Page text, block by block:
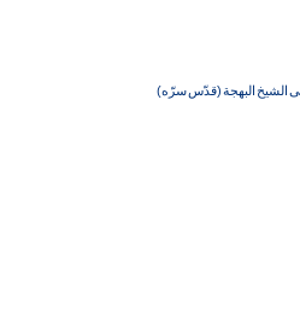
الشيخ البهجة (قدّس سرّه)